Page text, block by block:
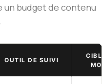
un budget de contenu
OUTIL DE SUIVI